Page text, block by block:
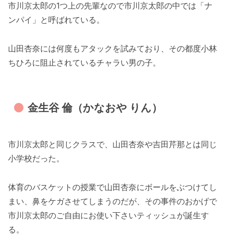
市川京太郎の1つ上の先輩なので市川京太郎の中では「ナ
ンパイ」と呼ばれている。
山田杏奈には何度もアタックを試みており、その都度小林
ちひろに阻止されているチャラい男の子。
金生谷 倫（かなおや りん）
市川京太郎と同じクラスで、山田杏奈や吉田芹那とは同じ
小学校だった。
体育のバスケットの授業で山田杏奈にボールをぶつけてし
まい、鼻をケガさせてしまうのだが、その事件のおかげで
市川京太郎のご自由にお使い下さいティッシュが誕生す
る。